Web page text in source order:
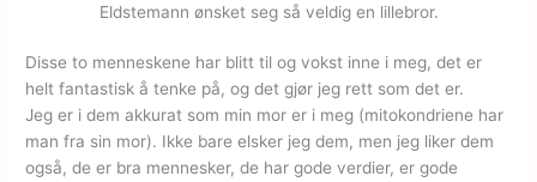
Eldstemann ønsket seg så veldig en lillebror.
Disse to menneskene har blitt til og vokst inne i meg, det er
helt fantastisk å tenke på, og det gjør jeg rett som det er.
Jeg er i dem akkurat som min mor er i meg (mitokondriene har
man fra sin mor). Ikke bare elsker jeg dem, men jeg liker dem
også, de er bra mennesker, de har gode verdier, er gode